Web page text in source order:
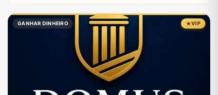
GANHAR DINHEIRO VIP